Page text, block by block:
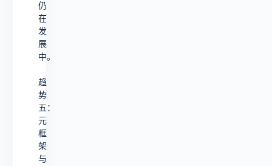
仍
在
发
展
中。
趋
势
五：
元
框
架
与